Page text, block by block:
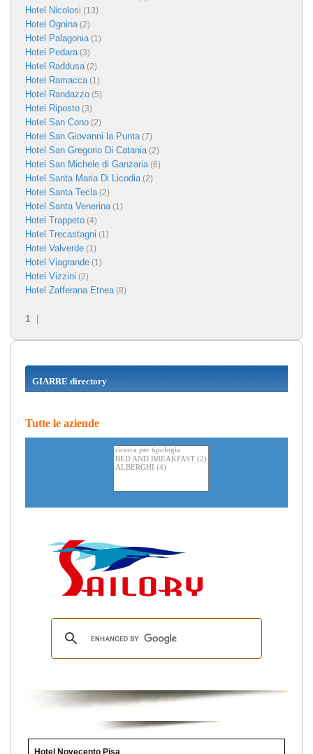
Hotel Nicolosi (13)
Hotel Ognina(2)
Hotel Palagonia(1)
Hotel Pedara(3)
Hotel Raddusa(2)
Hotel Ramacca(1)
Hotel Randazzo (5)
Hotel Riposto (3)
Hotel San Cono (2)
Hotel San Giovanni la Punta(7)
Hotel San Gregorio Di Catania(2)
Hotel San Michele di Ganzaria(6)
Hotel Santa Maria Di Licodia(2)
Hotel Santa Tecla(2)
Hotel Santa Venerina(1)
Hotel Trappeto (4)
Hotel Trecastagni (1)
Hotel Valverde (1)
Hotel Viagrande (1)
Hotel Vizzini (2)
Hotel Zafferana Etnea(8)
1 |
GIARRE directory
Tutte le aziende
Hotel Novecento Pisa